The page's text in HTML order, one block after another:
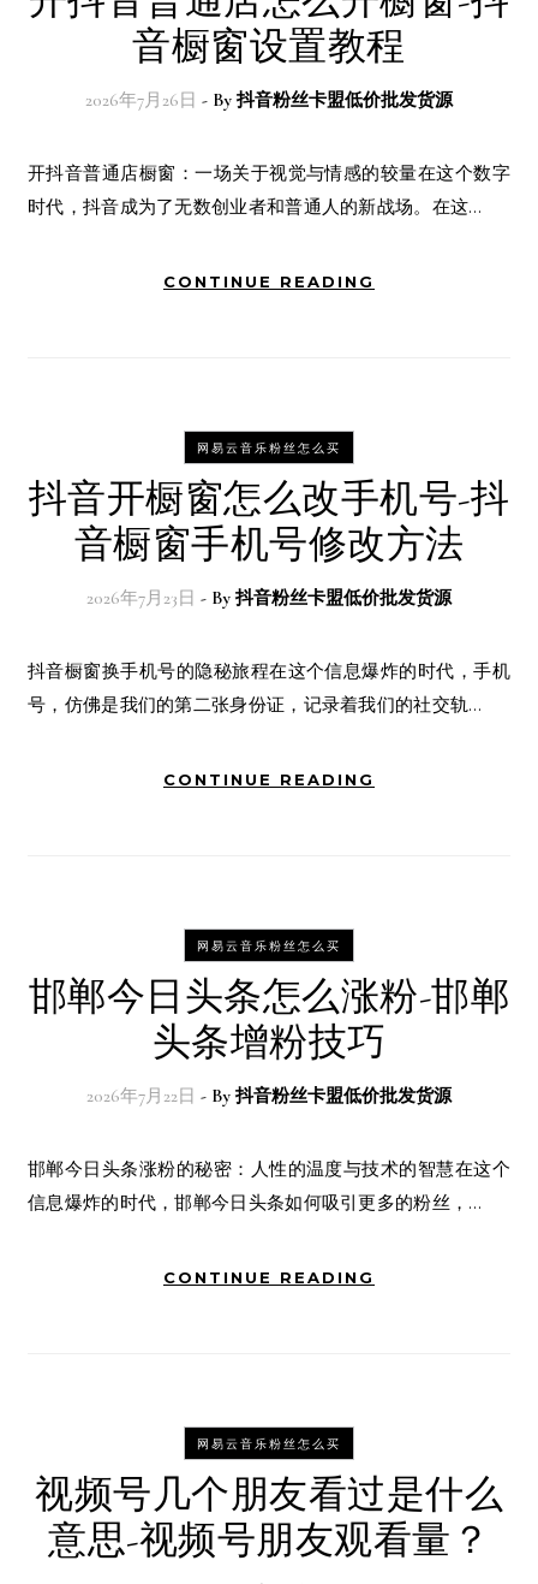
音橱窗设置教程
2026年7月26日 - By 抖音粉丝卡盟低价批发货源
开抖音普通店橱窗：一场关于视觉与情感的较量在这个数字
时代，抖音成为了无数创业者和普通人的新战场。在这…
CONTINUE READING
网易云音乐粉丝怎么买
抖音开橱窗怎么改手机号-抖
音橱窗手机号修改方法
2026年7月23日 - By 抖音粉丝卡盟低价批发货源
抖音橱窗换手机号的隐秘旅程在这个信息爆炸的时代，手机
号，仿佛是我们的第二张身份证，记录着我们的社交轨…
CONTINUE READING
网易云音乐粉丝怎么买
邯郸今日头条怎么涨粉-邯郸
头条增粉技巧
2026年7月22日 - By 抖音粉丝卡盟低价批发货源
邯郸今日头条涨粉的秘密：人性的温度与技术的智慧在这个
信息爆炸的时代，邯郸今日头条如何吸引更多的粉丝，…
CONTINUE READING
网易云音乐粉丝怎么买
视频号几个朋友看过是什么
意思-视频号朋友观看量？